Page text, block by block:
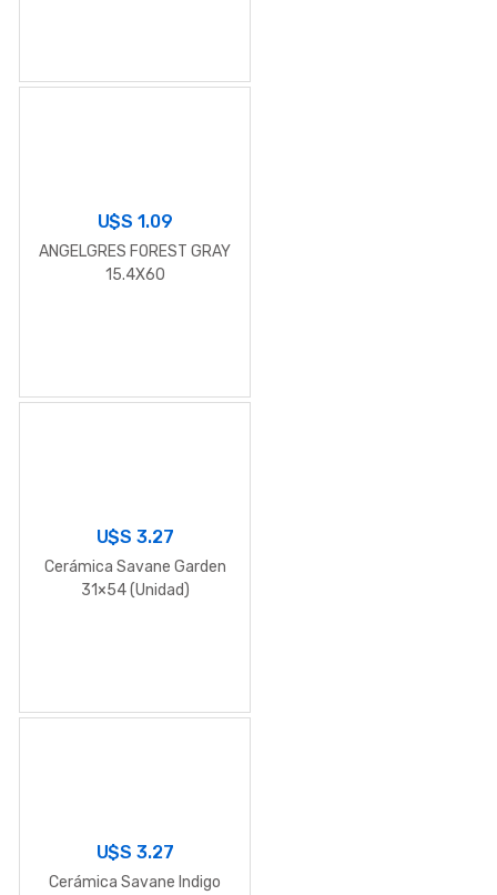
U$S 1.09
ANGELGRES FOREST GRAY
15.4X60
U$S 3.27
Cerámica Savane Garden
31×54 (Unidad)
U$S 3.27
Cerámica Savane Indigo